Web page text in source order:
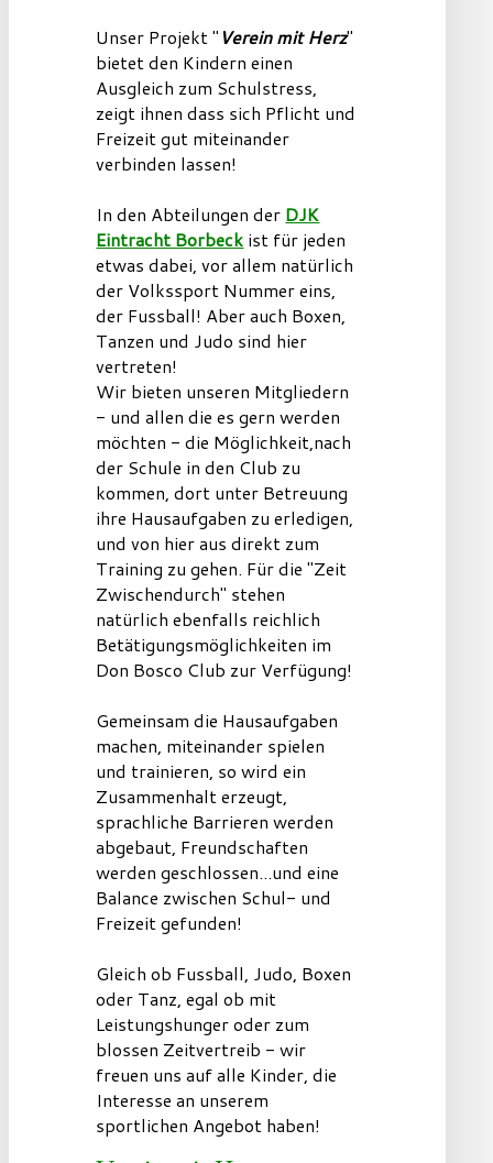
Unser Projekt " Verein mit Herz"
bietet den Kindern einen
Ausgleich zum Schulstress,
zeigt ihnen dass sich Pflicht und
Freizeit gut miteinander
verbinden lassen!
In den Abteilungen der DJK
Eintracht Borbeck ist für jeden
etwas dabei, vor allem natürlich
der Volkssport Nummer eins,
der Fussball! Aber auch Boxen,
Tanzen und Judo sind hier
vertreten!
Wir bieten unseren Mitgliedern
- und allen die es gern werden
möchten - die Möglichkeit,nach
der Schule in den Club zu
kommen, dort unter Betreuung
ihre Hausaufgaben zu erledigen,
und von hier aus direkt zum
Training zu gehen. Für die "Zeit
Zwischendurch" stehen
natürlich ebenfalls reichlich
Betätigungsmöglichkeiten im
Don Bosco Club zur Verfügung!
Gemeinsam die Hausaufgaben
machen, miteinander spielen
und trainieren, so wird ein
Zusammenhalt erzeugt,
sprachliche Barrieren werden
abgebaut, Freundschaften
werden geschlossen...und eine
Balance zwischen Schul- und
Freizeit gefunden!
Gleich ob Fussball, Judo, Boxen
oder Tanz, egal ob mit
Leistungshunger oder zum
blossen Zeitvertreib - wir
freuen uns auf alle Kinder, die
Interesse an unserem
sportlichen Angebot haben!